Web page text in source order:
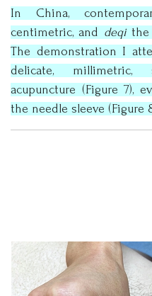
In China,
centimetric, and deqithe
The demonstration I
delicate, millimetric,
acupuncture (Figure 7),
the needle sleeve (Figure